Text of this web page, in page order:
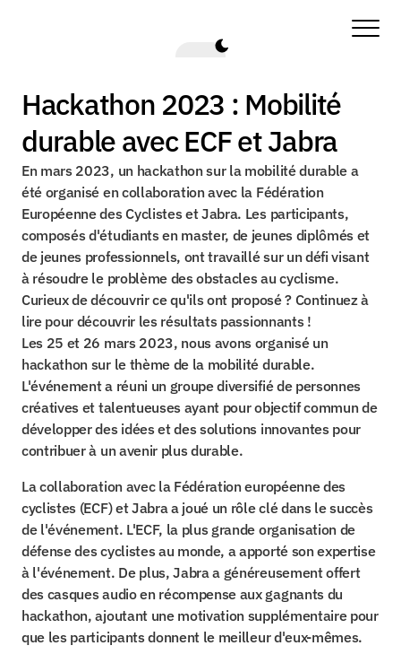
Hackathon 2023 : Mobilité
durable avec ECF et Jabra
En mars 2023, un hackathon sur la mobilité durable a
été organisé en collaboration avec la Fédération
Européenne des Cyclistes et Jabra. Les participants,
composés d'étudiants en master, de jeunes diplômés et
de jeunes professionnels, ont travaillé sur un défi visant
à résoudre le problème des obstacles au cyclisme.
Curieux de découvrir ce qu'ils ont proposé ? Continuez à
lire pour découvrir les résultats passionnants !
Les 25 et 26 mars 2023, nous avons organisé un
hackathon sur le thème de la mobilité durable.
L'événement a réuni un groupe diversifié de personnes
créatives et talentueuses ayant pour objectif commun de
développer des idées et des solutions innovantes pour
contribuer à un avenir plus durable.
La collaboration avec la Fédération européenne des
cyclistes (ECF) et Jabra a joué un rôle clé dans le succès
de l'événement. L'ECF, la plus grande organisation de
défense des cyclistes au monde, a apporté son expertise
à l'événement. De plus, Jabra a généreusement offert
des casques audio en récompense aux gagnants du
hackathon, ajoutant une motivation supplémentaire pour
que les participants donnent le meilleur d'eux-mêmes.